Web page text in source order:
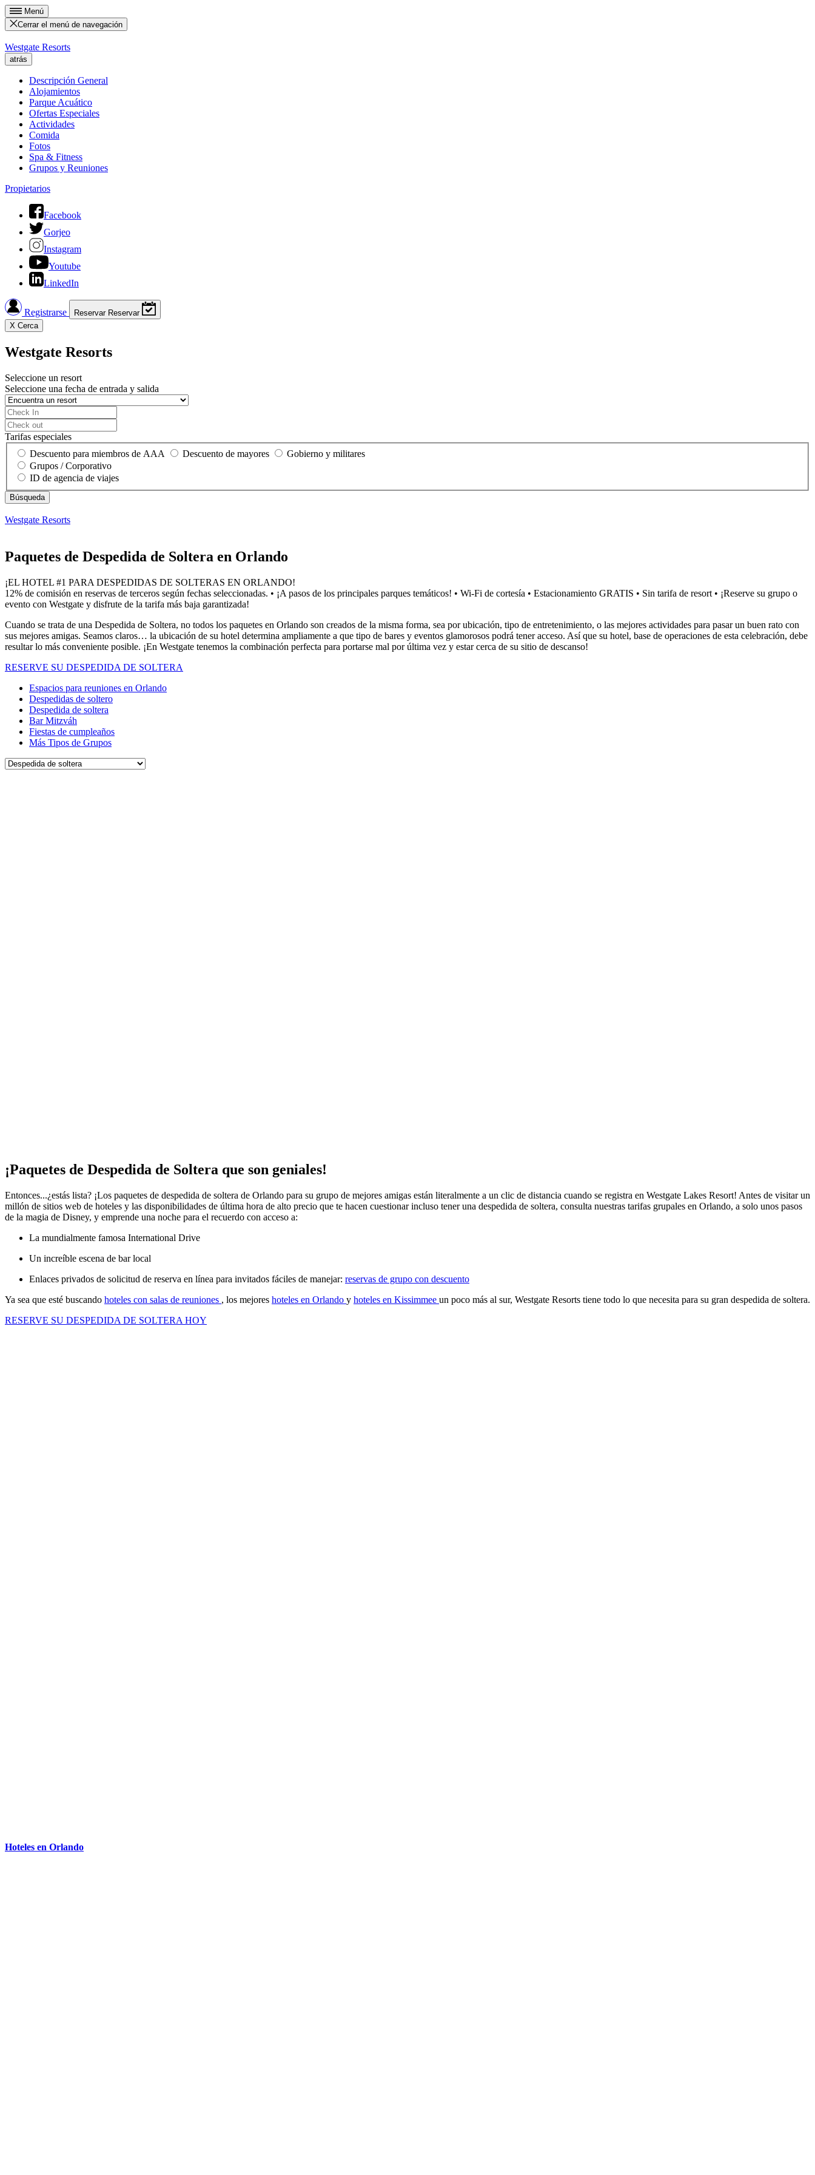
Menú
Cerrar el menú de navegación
Westgate Resorts
atrás
Descripción General
Alojamientos
Parque Acuático
Ofertas Especiales
Actividades
Comida
Fotos
Spa & Fitness
Grupos y Reuniones
Propietarios
Facebook
Gorjeo
Instagram
Youtube
LinkedIn
Registrarse Reservar Reservar
X Cerca
Westgate Resorts
Seleccione un resort
Seleccione una fecha de entrada y salida
Tarifas especiales
Descuento para miembros de AAA
Descuento de mayores
Gobierno y militares
Grupos / Corporativo
ID de agencia de viajes
Westgate Resorts
Paquetes de Despedida de Soltera en Orlando
¡EL HOTEL #1 PARA DESPEDIDAS DE SOLTERAS EN ORLANDO!
12% de comisión en reservas de terceros según fechas seleccionadas. • ¡A pasos de los principales parques temáticos! • Wi-Fi de cortesía • Estacionamiento GRATIS • Sin tarifa de resort • ¡Reserve su grupo o
evento con Westgate y disfrute de la tarifa más baja garantizada!
Cuando se trata de una Despedida de Soltera, no todos los paquetes en Orlando son creados de la misma forma, sea por ubicación, tipo de entretenimiento, o las mejores actividades para pasar un buen rato con
sus mejores amigas. Seamos claros… la ubicación de su hotel determina ampliamente a que tipo de bares y eventos glamorosos podrá tener acceso. Así que su hotel, base de operaciones de esta celebración, debe
resultar lo más conveniente posible. ¡En Westgate tenemos la combinación perfecta para portarse mal por última vez y estar cerca de su sitio de descanso!
RESERVE SU DESPEDIDA DE SOLTERA
Espacios para reuniones en Orlando
Despedidas de soltero
Despedida de soltera
Bar Mitzváh
Fiestas de cumpleaños
Más Tipos de Grupos
¡Paquetes de Despedida de Soltera que son geniales!
Entonces...¿estás lista? ¡Los paquetes de despedida de soltera de Orlando para su grupo de mejores amigas están literalmente a un clic de distancia cuando se registra en Westgate Lakes Resort! Antes de visitar un
millón de sitios web de hoteles y las disponibilidades de última hora de alto precio que te hacen cuestionar incluso tener una despedida de soltera, consulta nuestras tarifas grupales en Orlando, a solo unos pasos
de la magia de Disney, y emprende una noche para el recuerdo con acceso a:
La mundialmente famosa International Drive
Un increíble escena de bar local
Enlaces privados de solicitud de reserva en línea para invitados fáciles de manejar: reservas de grupo con descuento
Ya sea que esté buscando hoteles con salas de reuniones , los mejores hoteles en Orlando y hoteles en Kissimmee un poco más al sur, Westgate Resorts tiene todo lo que necesita para su gran despedida de soltera.
RESERVE SU DESPEDIDA DE SOLTERA HOY
Hoteles en Orlando